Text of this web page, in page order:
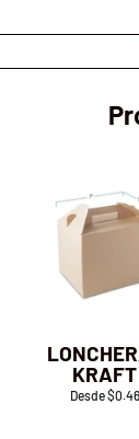
KRAFT
Desde $0.46